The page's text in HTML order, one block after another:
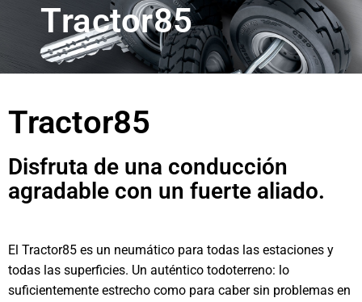
Tractor85
Tractor85
Disfruta de una conducción
agradable con un fuerte aliado.
El Tractor85 es un neumático para todas las estaciones y
todas las superficies. Un auténtico todoterreno: lo
suficientemente estrecho como para caber sin problemas en